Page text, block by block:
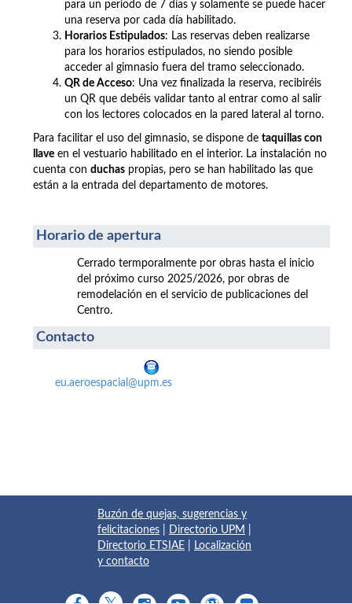
para un periodo de 7 días y solamente se puede hacer
una reserva por cada día habilitado.
Horarios Estipulados: Las reservas deben realizarse
para los horarios estipulados, no siendo posible
acceder al gimnasio fuera del tramo seleccionado.
QR de Acceso: Una vez finalizada la reserva, recibiréis
un QR que debéis validar tanto al entrar como al salir
con los lectores colocados en la pared lateral al torno.
Para facilitar el uso del gimnasio, se dispone de taquillas con
llave en el vestuario habilitado en el interior. La instalación no
cuenta con duchas propias, pero se han habilitado las que
están a la entrada del departamento de motores.
Horario de apertura
Cerrado termporalmente por obras hasta el inicio
del próximo curso 2025/2026, por obras de
remodelación en el servicio de publicaciones del
Centro.
Contacto
eu.aeroespacial@upm.es
Buzón de quejas, sugerencias y
felicitaciones
Directorio UPM
Directorio ETSIAE
Localización
y contacto